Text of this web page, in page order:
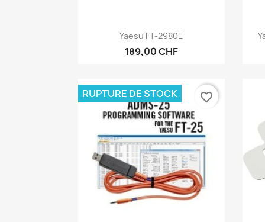
Aperçu rapide
Yaesu FT-2980E
189,00 CHF
RUPTURE DE STOCK favorite_border